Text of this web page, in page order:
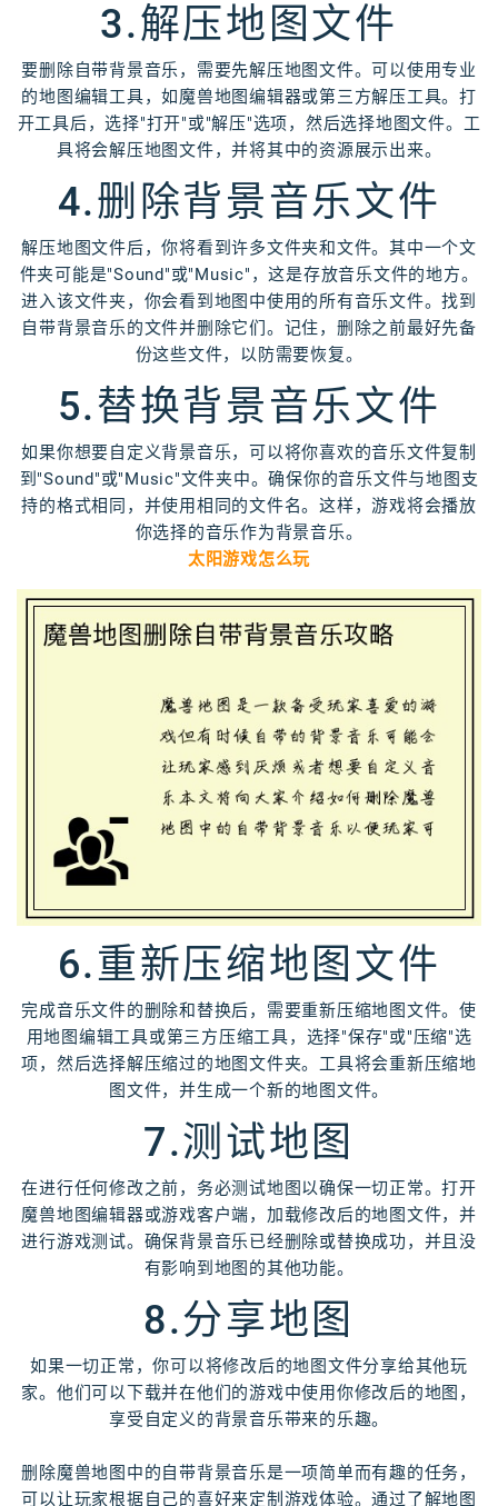
3.解压地图文件
要删除自带背景音乐，需要先解压地图文件。可以使用专业
的地图编辑工具，如魔兽地图编辑器或第三方解压工具。打
开工具后，选择"打开"或"解压"选项，然后选择地图文件。工
具将会解压地图文件，并将其中的资源展示出来。
4.删除背景音乐文件
解压地图文件后，你将看到许多文件夹和文件。其中一个文
件夹可能是"Sound"或"Music"，这是存放音乐文件的地方。
进入该文件夹，你会看到地图中使用的所有音乐文件。找到
自带背景音乐的文件并删除它们。记住，删除之前最好先备
份这些文件，以防需要恢复。
5.替换背景音乐文件
如果你想要自定义背景音乐，可以将你喜欢的音乐文件复制
到"Sound"或"Music"文件夹中。确保你的音乐文件与地图支
持的格式相同，并使用相同的文件名。这样，游戏将会播放
你选择的音乐作为背景音乐。
太阳游戏怎么玩
6.重新压缩地图文件
完成音乐文件的删除和替换后，需要重新压缩地图文件。使
用地图编辑工具或第三方压缩工具，选择"保存"或"压缩"选
项，然后选择解压缩过的地图文件夹。工具将会重新压缩地
图文件，并生成一个新的地图文件。
7.测试地图
在进行任何修改之前，务必测试地图以确保一切正常。打开
魔兽地图编辑器或游戏客户端，加载修改后的地图文件，并
进行游戏测试。确保背景音乐已经删除或替换成功，并且没
有影响到地图的其他功能。
8.分享地图
如果一切正常，你可以将修改后的地图文件分享给其他玩
家。他们可以下载并在他们的游戏中使用你修改后的地图，
享受自定义的背景音乐带来的乐趣。
删除魔兽地图中的自带背景音乐是一项简单而有趣的任务，
可以让玩家根据自己的喜好来定制游戏体验。通过了解地图